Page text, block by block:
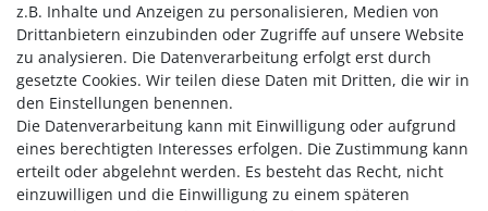
Fazit:Das Schmelzfeuer Indoor iststimmungsvoll, nachhaltig
undsicher- und bringtLicht und Wärme dorthin, wo Sie es
sich gemütlich machen möchten. Ideal fürlange Abende
kühle Tageund eingutes Gefühl.
z.B. Inhalte und Anzeigen zu personalisieren, Medien von
Drittanbietern einzubinden oder Zugriffe auf unsere Website
zu analysieren. Die Datenverarbeitung erfolgt erst durch
gesetzte Cookies. Wir teilen diese Daten mit Dritten, die wir in
den Einstellungen benennen.
Die Datenverarbeitung kann mit Einwilligung oder aufgrund
eines berechtigten Interesses erfolgen. Die Zustimmung kann
erteilt oder abgelehnt werden. Es besteht das Recht, nicht
einzuwilligen und die Einwilligung zu einem späteren